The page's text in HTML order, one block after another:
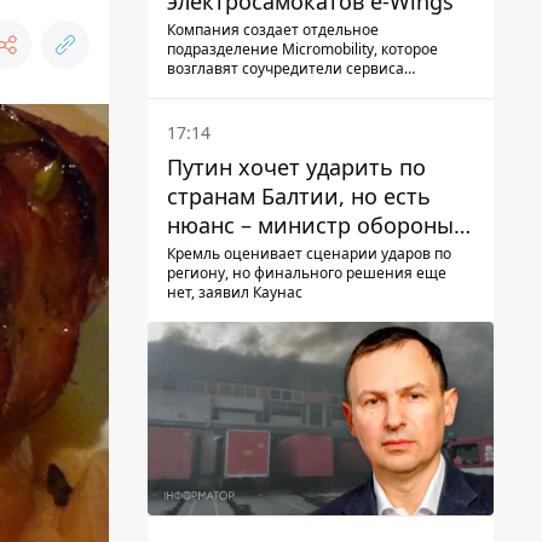
Компания создает отдельное
подразделение Micromobility, которое
возглавят соучредители сервиса
17:14
Путин хочет ударить по
странам Балтии, но есть
нюанс – министр обороны
Литвы сделал заявление
Кремль оценивает сценарии ударов по
региону, но финального решения еще
нет, заявил Каунас